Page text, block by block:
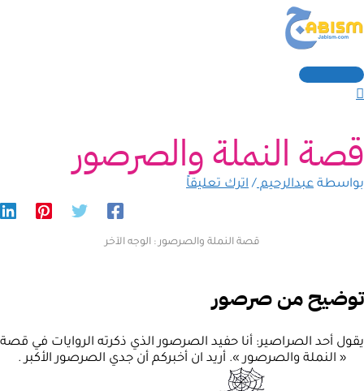
إلى
القائمة
الرئيسية
قصة النملة والصرصور
بواسطة عبدالرحيم/اترك تعليقاً
قصة النملة والصرصور : الوجه الآخر
توضيح من صرصور
يقول أحد الصراصير: أنا حفيد الصرصور الذي ذكرته الروايات في قصة
« النملة والصرصور ». أريد ان أخبركم أن جدي الصرصور الأكبر .
هنا...